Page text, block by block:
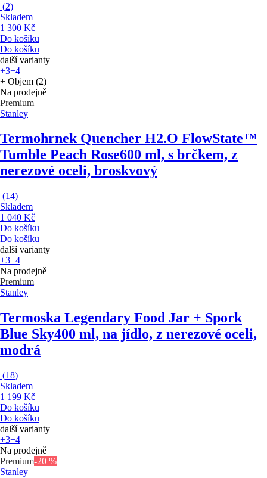
(2)
Skladem
1 300 Kč
Do košíku
Do košíku
další varianty
+3+4
+ Objem (2)
Na prodejně
Premium
Stanley
Termohrnek Quencher H2.O FlowState™
Tumble Peach Rose600 ml, s brčkem, z
nerezové oceli, broskvový
(14)
Skladem
1 040 Kč
Do košíku
Do košíku
další varianty
+3+4
Na prodejně
Premium
Stanley
Termoska Legendary Food Jar + Spork
Blue Sky400 ml, na jídlo, z nerezové oceli,
modrá
(18)
Skladem
1 199 Kč
Do košíku
Do košíku
další varianty
+3+4
Na prodejně
Premium-20 %
Stanley